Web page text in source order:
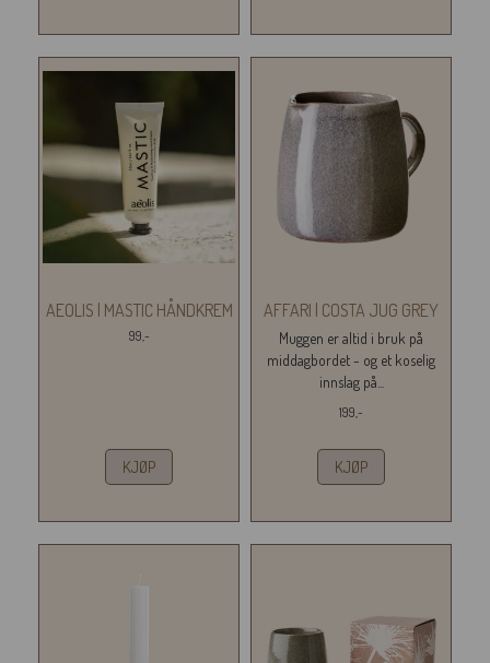
AEOLIS | MASTIC HÅNDKREM
99,-
KJØP
AFFARI | COSTA JUG GREY
Muggen er altid i bruk på
middagbordet - og et koselig
innslag på...
199,-
KJØP